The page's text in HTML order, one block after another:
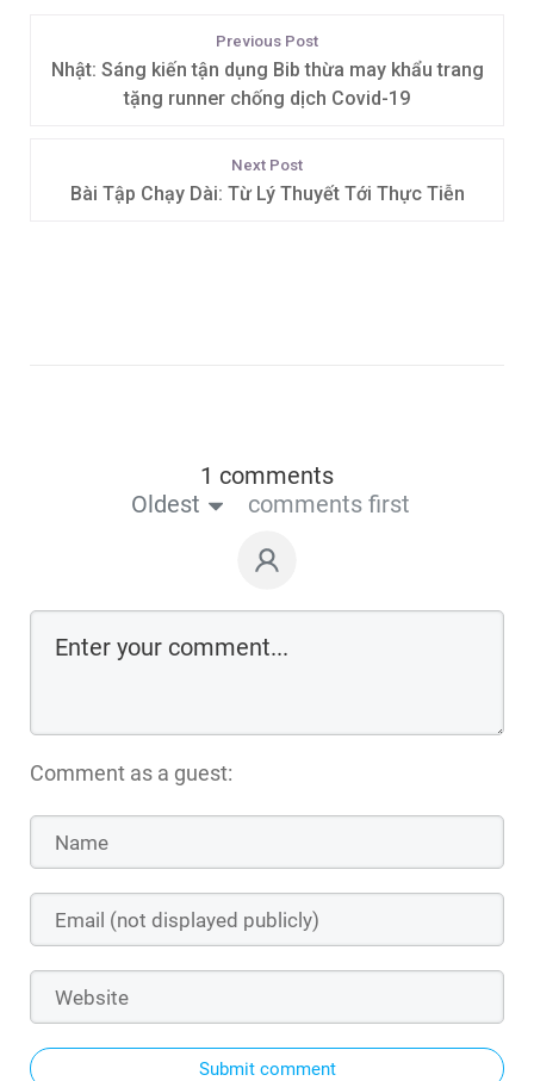
Previous Post
Nhật: Sáng kiến tận dụng Bib thừa may khẩu trang
tặng runner chống dịch Covid-19
Next Post
Bài Tập Chạy Dài: Từ Lý Thuyết Tới Thực Tiễn
1 comments
Oldest
comments first
Comment as a guest:
Submit comment